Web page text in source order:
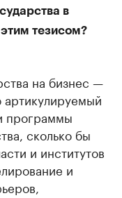
в
тезисом?
на бизнес —
программы
сколько бы
и институтов
и